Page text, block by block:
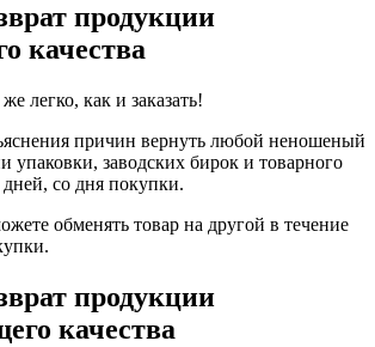
продукции
качества
легко, как и заказать!
причин вернуть любой неношеный
упаковки, заводских бирок и товарного
дней, со дня покупки.
обменять товар на другой в течение
продукции
качества